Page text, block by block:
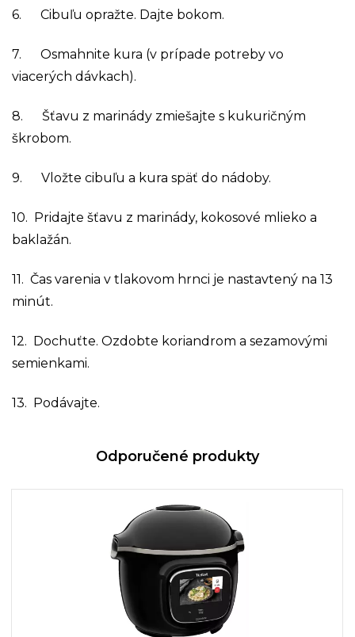
6. Cibuľu opražte. Dajte bokom.
7. Osmahnite kura (v prípade potreby vo
viacerých dávkach).
8. Šťavu z marinády zmiešajte s kukuričným
škrobom.
9. Vložte cibuľu a kura späť do nádoby.
10. Pridajte šťavu z marinády, kokosové mlieko a
baklažán.
11. Čas varenia v tlakovom hrnci je nastavtený na 13
minút.
12. Dochuťte. Ozdobte koriandrom a sezamovými
semienkami.
13. Podávajte.
Odporučené produkty